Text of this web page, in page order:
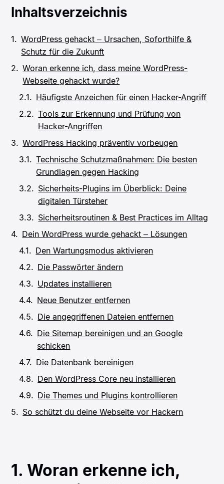
Inhaltsverzeichnis
WordPress gehackt – Ursachen, Soforthilfe &
Schutz für die Zukunft
Woran erkenne ich, dass meine WordPress-
Webseite gehackt wurde?
Häufigste Anzeichen für einen Hacker-Angriff
Tools zur Erkennung und Prüfung von
Hacker-Angriffen
WordPress Hacking präventiv vorbeugen
Technische Schutzmaßnahmen: Die besten
Grundlagen gegen Hacking
Sicherheits-Plugins im Überblick: Deine
digitalen Türsteher
Sicherheitsroutinen & Best Practices im Alltag
Dein WordPress wurde gehackt – Lösungen
Den Wartungsmodus aktivieren
Die Passwörter ändern
Updates installieren
Neue Benutzer entfernen
Die angegriffenen Dateien entfernen
Die Sitemap bereinigen und an Google
schicken
Die Datenbank bereinigen
Den WordPress Core neu installieren
Die Themes und Plugins kontrollieren
So schützt du deine Webseite vor Hackern
1. Woran erkenne ich,